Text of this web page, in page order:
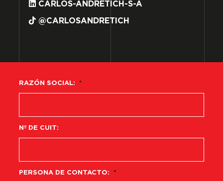
CARLOS-ANDRETICH-S-A
@CARLOSANDRETICH
RAZÓN SOCIAL: *
Nº DE CUIT:
PERSONA DE CONTACTO: *